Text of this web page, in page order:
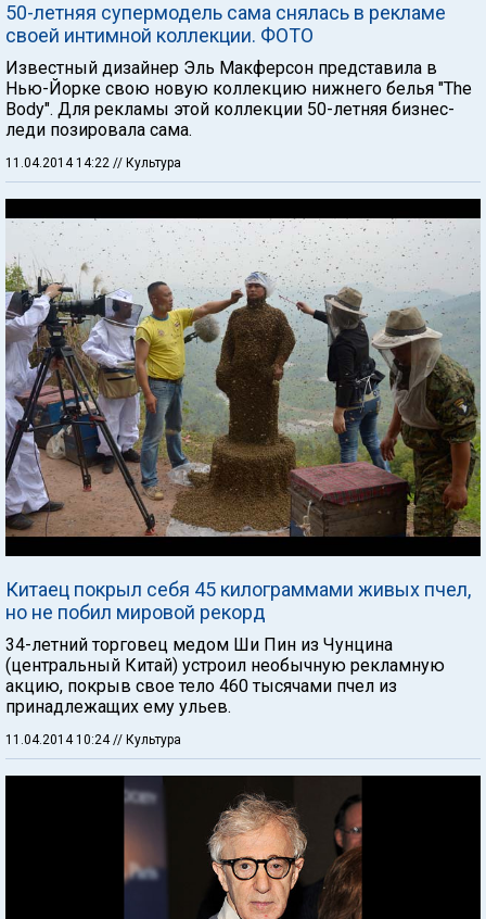
50-летняя супермодель сама снялась в рекламе
своей интимной коллекции. ФОТО
Известный дизайнер Эль Макферсон представила в
Нью-Йорке свою новую коллекцию нижнего белья "The
Body". Для рекламы этой коллекции 50-летняя бизнес-
леди позировала сама.
11.04.2014 14:22 // Культура
Китаец покрыл себя 45 килограммами живых пчел,
но не побил мировой рекорд
34-летний торговец медом Ши Пин из Чунцина
(центральный Китай) устроил необычную рекламную
акцию, покрыв свое тело 460 тысячами пчел из
принадлежащих ему ульев.
11.04.2014 10:24 // Культура